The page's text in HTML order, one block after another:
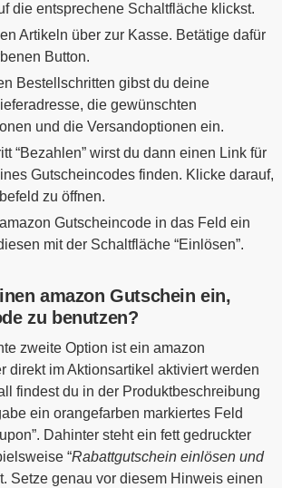
die entsprechene Schaltfläche klickst.
Artikeln über zur Kasse. Betätige dafür
Button.
Bestellschritten gibst du deine
die gewünschten
und die Versandoptionen ein.
“Bezahlen” wirst du dann einen Link für
Gutscheincodes finden. Klicke darauf,
zu öffnen.
Gutscheincode in das Feld ein
mit der Schaltfläche “Einlösen”.
amazon Gutschein ein,
zu benutzen?
zweite Option ist ein amazon
direkt im Aktionsartikel aktiviert werden
findest du in der Produktbeschreibung
ein orangefarben markiertes Feld
Dahinter steht ein fett gedruckter
“Rabattgutschein einlösen und
Setze genau vor diesem Hinweis einen